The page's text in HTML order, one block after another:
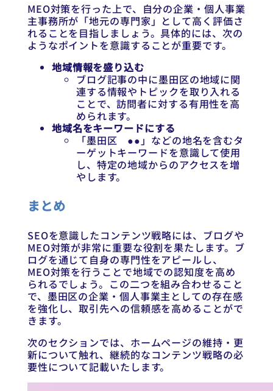
MEO対策を行った上で、自分の企業・個人事業
主事務所が「地元の専門家」として高く評価さ
れることを目指しましょう。具体的には、次の
ようなポイントを意識することが重要です。
地域情報を盛り込む
ブログ記事の中に墨田区の地域に関
連する情報やトピックを取り入れる
ことで、訪問者に対する有用性を高
められます。
地域名をキーワードにする
「墨田区 ●●」などの地名を含むタ
ーゲットキーワードを意識して使用
し、特定の地域からのアクセスを増
やします。
まとめ
SEOを意識したコンテンツ戦略には、ブログや
MEO対策が非常に重要な役割を果たします。ブ
ログを通じて自身の専門性をアピールし、
MEO対策を行うことで地域での認知度を高め
られるでしょう。この二つを組み合わせること
で、墨田区の企業・個人事業主としての存在感
を強化し、取引先への信頼感を高めることがで
きます。
次のセクションでは、ホームページの維持・更
新について触れ、継続的なコンテンツ戦略の必
要性について記載いたします。